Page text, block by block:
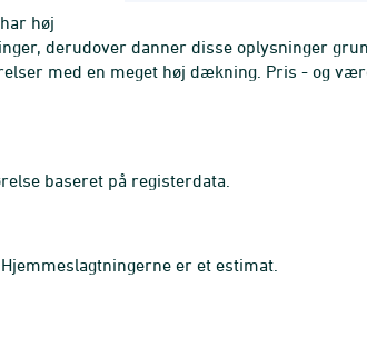
høj
derudover danner disse oplysninger
med en meget høj dækning. Pris - og
baseret på registerdata.
er et estimat.